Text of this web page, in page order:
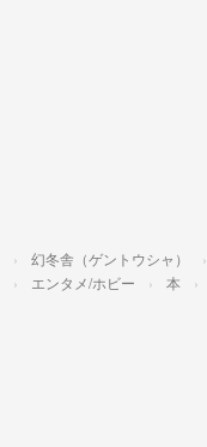
幻冬舎（ゲントウシャ）
エンタメ/ホビー 本